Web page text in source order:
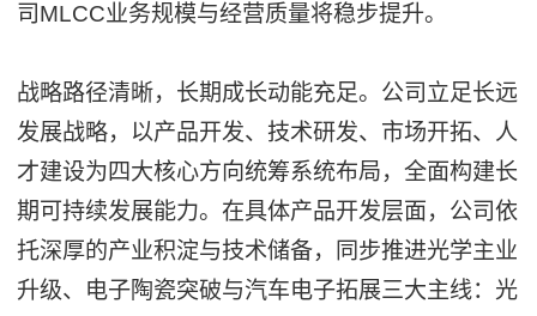
司MLCC业务规模与经营质量将稳步提升。
战略路径清晰，长期成长动能充足。公司立足长远
发展战略，以产品开发、技术研发、市场开拓、人
才建设为四大核心方向统筹系统布局，全面构建长
期可持续发展能力。在具体产品开发层面，公司依
托深厚的产业积淀与技术储备，同步推进光学主业
升级、电子陶瓷突破与汽车电子拓展三大主线：光